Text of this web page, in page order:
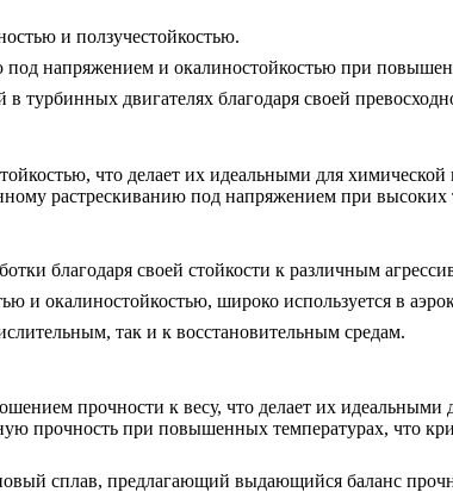
и ползучестойкостью.
напряжением и окалиностойкостью при
турбинных двигателях благодаря своей
что делает их идеальными для
растрескиванию под напряжением при
благодаря своей стойкости к различным
и окалиностойкостью, широко используется в
так и к восстановительным средам.
прочности к весу, что делает их
прочность при повышенных температурах, что
сплав, предлагающий выдающийся баланс